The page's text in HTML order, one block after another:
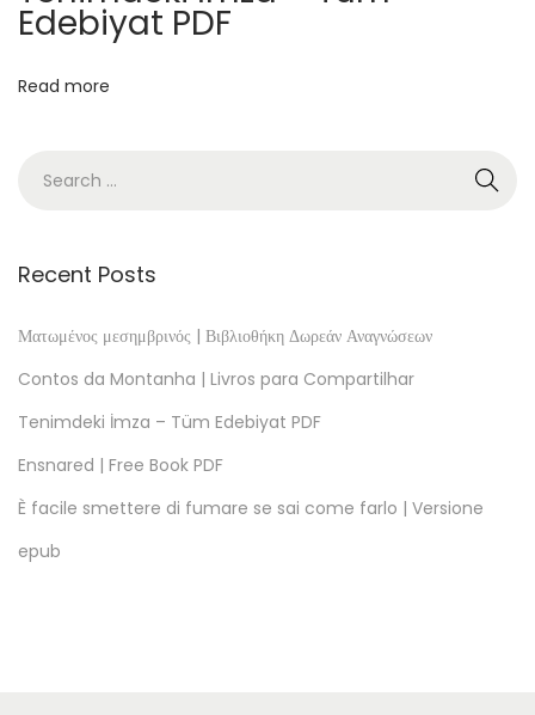
o
k
l
a
n
d
e
Edebiyat PDF
Read more
Recent Posts
Ματωμένος μεσημβρινός | Βιβλιοθήκη Δωρεάν Αναγνώσεων
Contos da Montanha | Livros para Compartilhar
Tenimdeki İmza – Tüm Edebiyat PDF
Ensnared | Free Book PDF
È facile smettere di fumare se sai come farlo | Versione
epub